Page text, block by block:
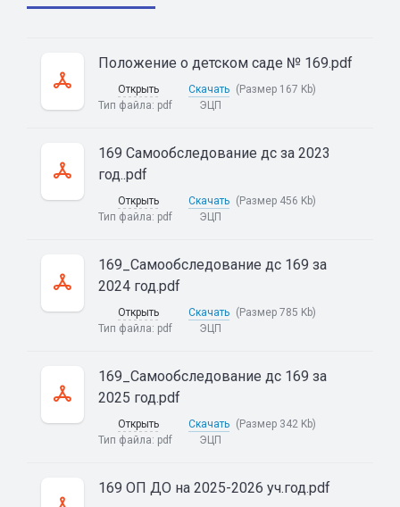
Положение о детском саде № 169.pdf
Открыть Скачать (Размер 167 Kb)
Тип файла: pdf ЭЦП
169 Самообследование дс за 2023
год..pdf
Открыть Скачать (Размер 456 Kb)
Тип файла: pdf ЭЦП
169_Самообследование дс 169 за
2024 год.pdf
Открыть Скачать (Размер 785 Kb)
Тип файла: pdf ЭЦП
169_Самообследование дс 169 за
2025 год.pdf
Открыть Скачать (Размер 342 Kb)
Тип файла: pdf ЭЦП
169 ОП ДО на 2025-2026 уч.год.pdf